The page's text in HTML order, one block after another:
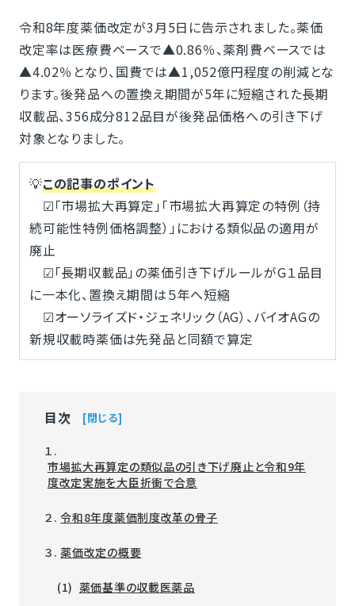
令和8年度薬価改定が3月5日に告示されました。薬価
改定率は医療費ベースで▲0.86％、薬剤費ベースでは
▲4.02％となり、国費では▲1,052億円程度の削減とな
ります。後発品への置換え期間が5年に短縮された長期
収載品、356成分812品目が後発品価格への引き下げ
対象となりました。
💡この記事のポイント
☑「市場拡大再算定」「市場拡大再算定の特例（持
続可能性特例価格調整）」における類似品の適用が
廃止
☑「長期収載品」の薬価引き下げルールがG１品目
に一本化、置換え期間は５年へ短縮
☑オーソライズド・ジェネリック（AG）、バイオAGの
新規収載時薬価は先発品と同額で算定
目次 閉じる
１.
市場拡大再算定の類似品の引き下げ廃止と令和9年
度改定実施を大臣折衝で合意
２. 令和8年度薬価制度改革の骨子
３. 薬価改定の概要
(1) 薬価基準の収載医薬品